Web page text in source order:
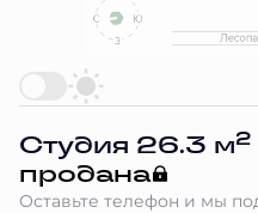
Студия 26.3 м2
продана
Оставьте телефон и мы